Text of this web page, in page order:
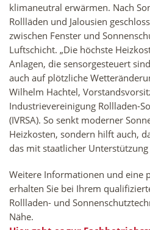
klimaneutral erwärmen. Nach
Rollläden und Jalousien
zwischen Fenster und
Luftschicht. „Die höchste
Anlagen, die sensorgesteuert
auch auf plötzliche
Wilhelm Hachtel,
Industrievereinigung Rollladen-
(IVRSA). So senkt moderner
Heizkosten, sondern hilft auch,
das mit staatlicher
Weitere Informationen und eine
erhalten Sie bei Ihrem
Rollladen- und
Nähe.